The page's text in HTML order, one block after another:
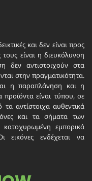
και δεν είναι προς
είναι η διευκόλυνση
δεν αντιστοιχούν στα
στην πραγματικότητα.
η παραπλάνηση και η
είναι τύπου, σε
αντίστοιχα αυθεντικά
και τα σήματα των
εμπορικά
εικόνες ενδέχεται να